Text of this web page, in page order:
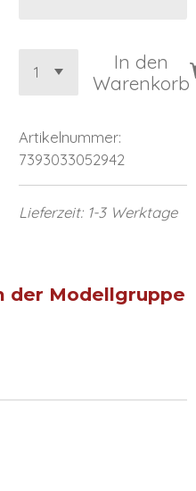
In den
Warenkorb
Artikelnummer:
7393033052942
Lieferzeit: 1-3 Werktage
der Modellgruppe